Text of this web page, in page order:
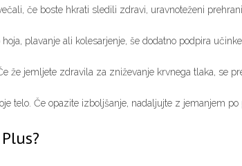
če boste hkrati sledili zdravi, uravnoteženi
plavanje ali kolesarjenje, še dodatno podpira
že jemljete zdravila za zniževanje krvnega tlaka, se
telo. Če opazite izboljšanje, nadaljujte z jemanjem po